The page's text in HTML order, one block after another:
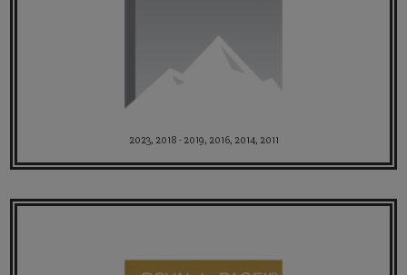
2023, 2018 - 2019, 2016, 2014, 2011